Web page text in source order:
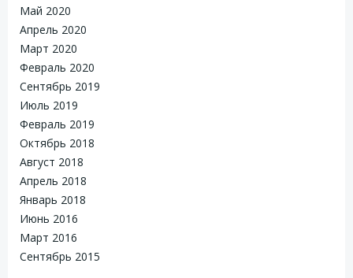
Май 2020
Апрель 2020
Март 2020
Февраль 2020
Сентябрь 2019
Июль 2019
Февраль 2019
Октябрь 2018
Август 2018
Апрель 2018
Январь 2018
Июнь 2016
Март 2016
Сентябрь 2015